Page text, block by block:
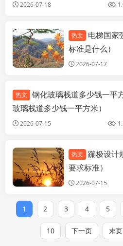
2026-07-18
钢结构网架设计
热文
电梯国家
标准是什么）
2026-07-17
热文
钢化玻璃栈道多少钱一平
玻璃栈道多少钱一平方米）
2026-07-15
钢结构网架设计
热文
蹦极设计
要求标准）
2026-07-15
1 2 3 4 5
10 下一页 末页